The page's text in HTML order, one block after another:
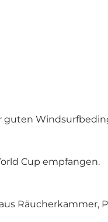
guten
Cup empfangen.
Räucherkammer,